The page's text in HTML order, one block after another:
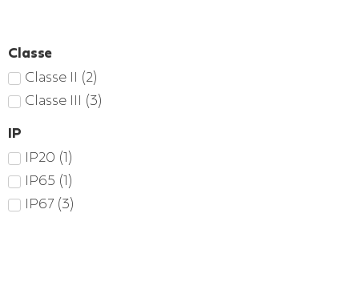
Classe
Classe II (2)
Classe III (3)
IP
IP20 (1)
IP65 (1)
IP67 (3)